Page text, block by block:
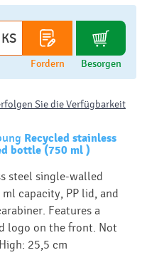
KS
Fordern Besorgen
Sie die Verfügbarkeit
Recycled stainless
bottle (750 ml )
steel single-walled
capacity, PP lid, and
Features a
logo on the front. Not
25,5 cm